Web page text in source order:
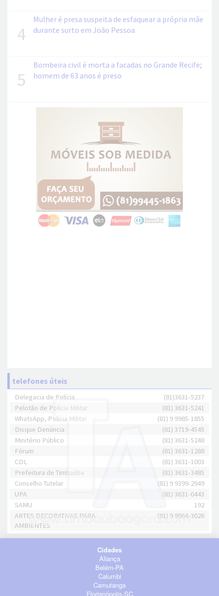
4
Mulher é presa suspeita de esfaquear a própria mãe
durante surto em João Pessoa
5
Bombeira civil é morta a facadas no Grande Recife;
homem de 63 anos é preso
telefones úteis
Delegacia de Polícia
(81)3631-5237
Pelotão de Polícia Militar
(81) 3631-5241
WhatsApp, Polícia Militar
(81) 9 9985-1855
Disque Denúncia
(81) 3719-4545
Minitério Público
(81) 3631-5248
Fórum
(81) 3631-1288
CDL
(81) 3631-1003
Prefeitura de Timbaúba
(81) 3631-3485
Conselho Tutelar
(81) 9 9399-2949
UPA
(81) 3631-0443
SAMU
192
ARTES DECORATIVAS PARA
AMBIENTES
(81) 9 9964-3026
Cidades
Aliança
Belém-PA
Calumbi
Camutanga
Florianópolis-SC